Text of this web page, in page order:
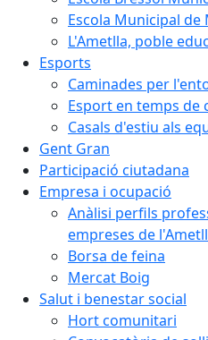
Escola Municipal de
L'Ametlla, poble
Esports
Caminades per
Esport en temps de
Casals d'estiu als
Gent Gran
Participació ciutadana
Empresa i ocupació
Anàlisi perfils
empreses de
Borsa de feina
Mercat Boig
Salut i benestar social
Hort comunitari